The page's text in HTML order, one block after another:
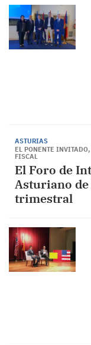
ASTURIAS
EL PONENTE
FISCAL
El Foro de
Asturiano
trimestral